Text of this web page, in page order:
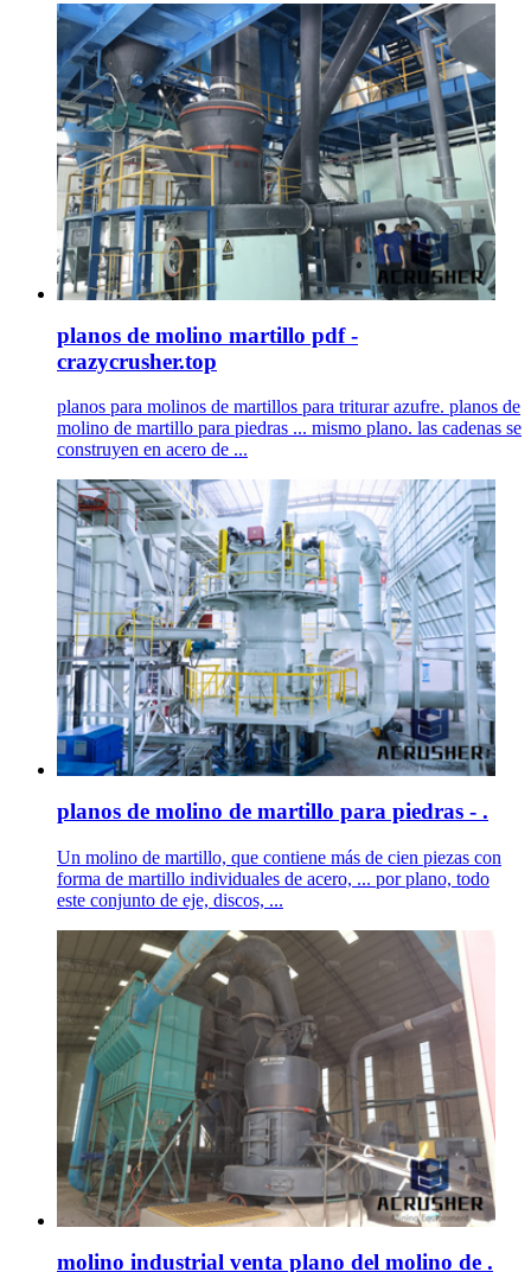
planos de molino martillo pdf -
crazycrusher.top
planos para molinos de martillos para triturar azufre. planos de
molino de martillo para piedras ... mismo plano. las cadenas se
construyen en acero de ...
planos de molino de martillo para piedras - .
Un molino de martillo, que contiene más de cien piezas con
forma de martillo individuales de acero, ... por plano, todo
este conjunto de eje, discos, ...
molino industrial venta plano del molino de .